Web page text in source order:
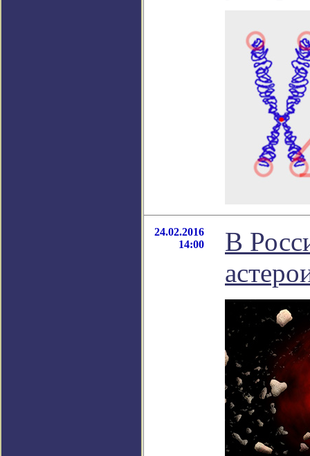
24.02.2016
14:00
В